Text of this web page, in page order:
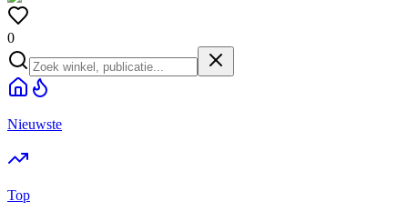
0
Nieuwste
Top